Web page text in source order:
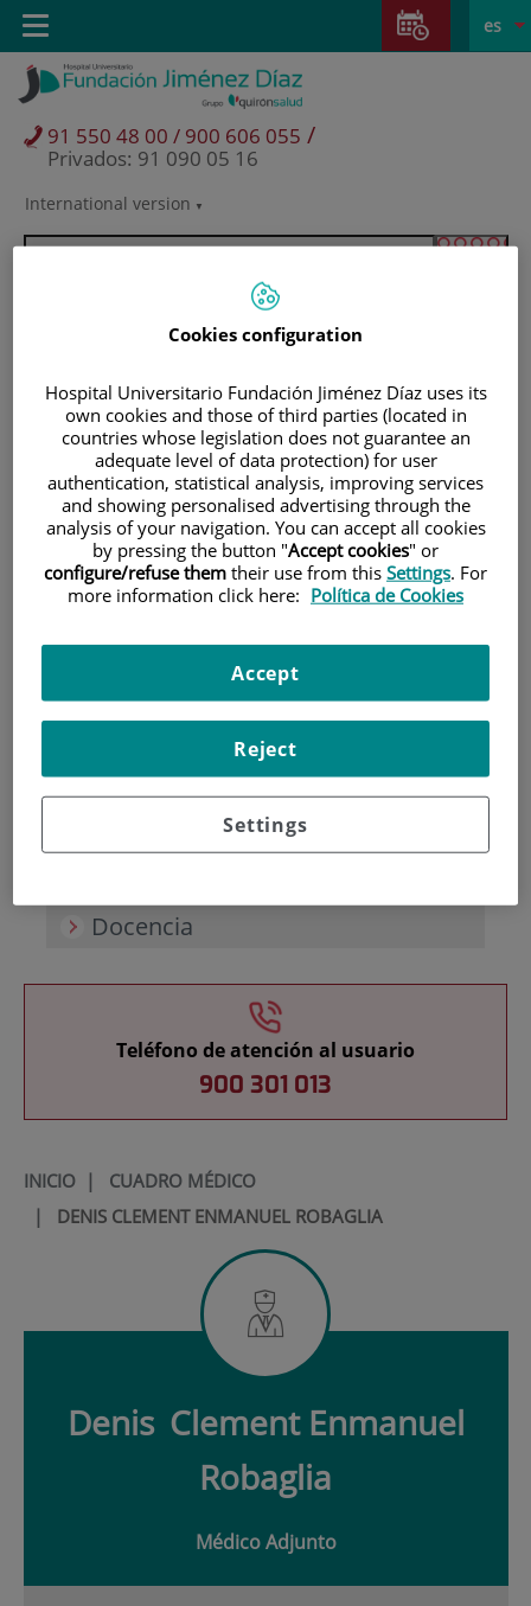
Saltar al contenido
Saltar
contenido
Selector
activo
es
International version
91 550 48 00 / 900 606 055 /
Privados: 91 090 05 16
Toggle
navigation
Pacientes y visitantes
Investigación
Docencia
Teléfono de atención al usuario
900 301 013
INICIO| CUADRO MÉDICO
| DENIS CLEMENT ENMANUEL ROBAGLIA
Denis Clement Enmanuel
Robaglia
Médico Adjunto
Cookies configuration
Hospital Universitario Fundación Jiménez Díaz uses its
own cookies and those of third parties (located in
countries whose legislation does not guarantee an
adequate level of data protection) for user
authentication, statistical analysis, improving services
and showing personalised advertising through the
analysis of your navigation. You can accept all cookies
by pressing the button "Accept cookies" or
configure/refuse them their use from this Settings. For
more information click here: Política de Cookies
Settings
Reject
Accept